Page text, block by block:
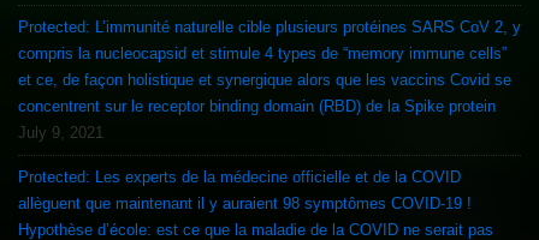
Protected: L’immunité naturelle cible plusieurs protéines SARS CoV 2, y
compris la nucleocapsid et stimule 4 types de “memory immune cells”
et ce, de façon holistique et synergique alors que les vaccins Covid se
concentrent sur le receptor binding domain (RBD) de la Spike protein
July 9, 2021
Protected: Les experts de la médecine officielle et de la COVID
allèguent que maintenant il y auraient 98 symptômes COVID-19 !
Hypothèse d’école: est ce que la maladie de la COVID ne serait pas